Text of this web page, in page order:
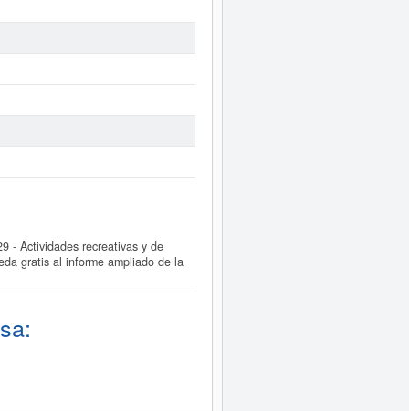
- Actividades recreativas y de
gratis al informe ampliado de la